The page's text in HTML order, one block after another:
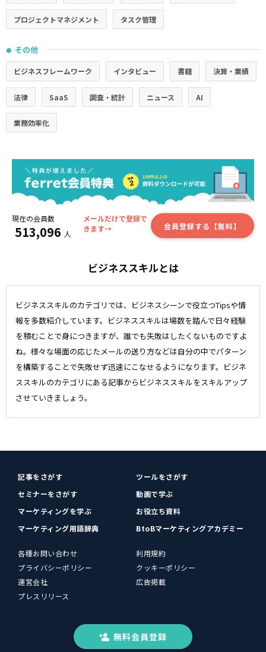
プロジェクトマネジメント タスク管理
● その他
ビジネスフレームワーク インタビュー 書籍 決算・業績
法律 SaaS 調査・統計 ニュース AI
業務効率化
現在の会員数
513,096 人
メールだけで登録で
きます→
会員登録する【無料】
ビジネススキルとは
ビジネススキルのカテゴリでは、ビジネスシーンで役立つTipsや情
報を多数紹介しています。ビジネススキルは場数を踏んで日々経験
を積むことで身につきますが、誰でも失敗はしたくないものですよ
ね。様々な場面の応じたメールの送り方などは自分の中でパターン
を構築することで失敗せず迅速にこなせるようになります。ビジネ
ススキルのカテゴリにある記事からビジネススキルをスキルアップ
させていきましょう。
記事をさがす
ツールをさがす
セミナーをさがす
動画で学ぶ
マーケティングを学ぶ
お役立ち資料
マーケティング用語辞典
BtoBマーケティングアカデミー
各種お問い合わせ
利用規約
プライバシーポリシー
クッキーポリシー
運営会社
広告掲載
プレスリリース
無料会員登録